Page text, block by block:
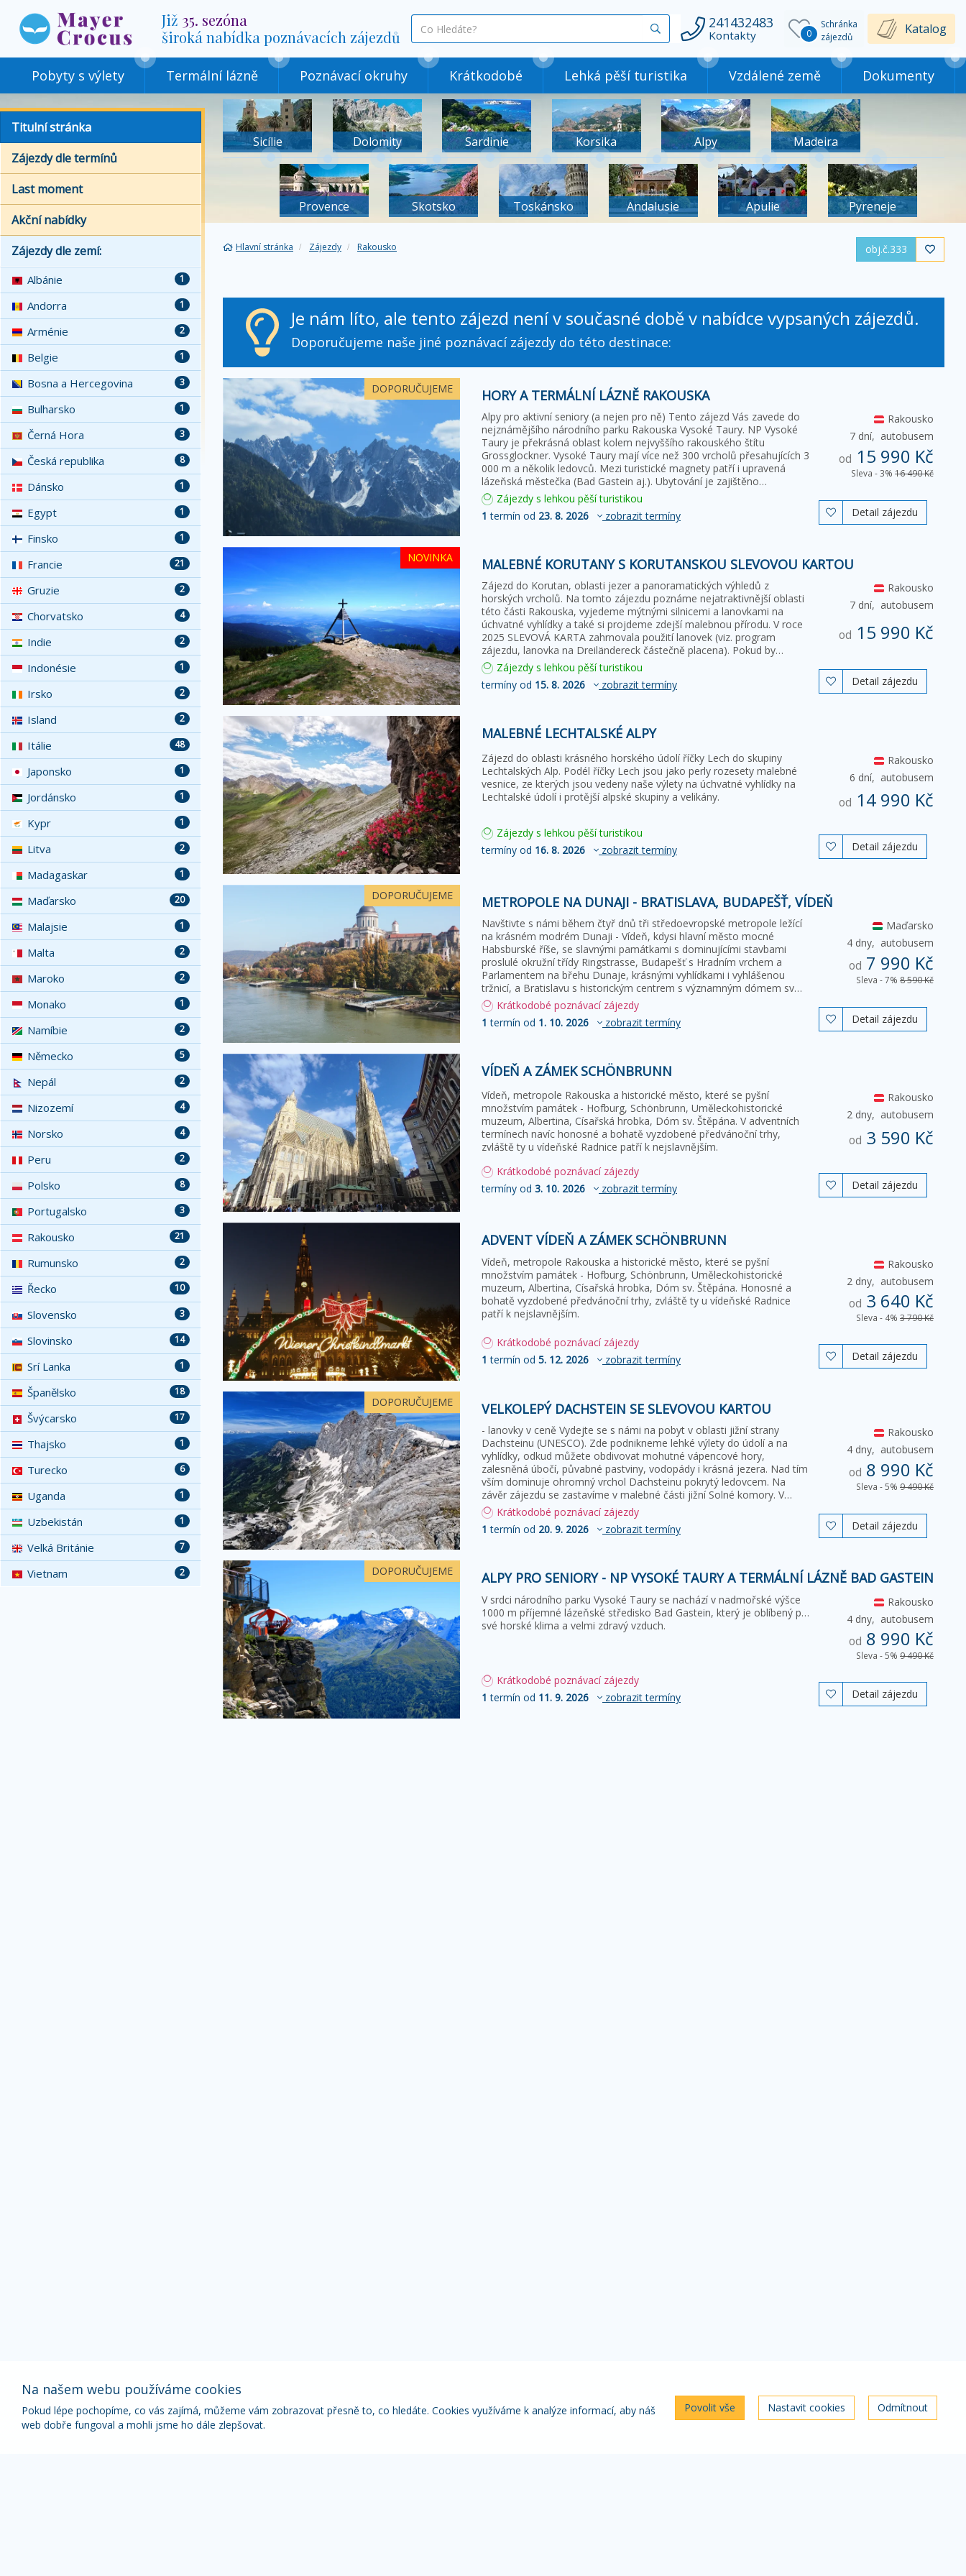
Již 35. sezóna
široká nabídka poznávacích zájezdů
co
hledáte
Vyhledat 241432483
Kontakty
Schránka
zájezdů
0 Katalog
Pobyty s výlety Termální lázně Poznávací okruhy Krátkodobé Lehká pěší turistika Vzdálené země Dokumenty
Sicílie Dolomity Sardinie Korsika Alpy Madeira
Provence Skotsko Toskánsko Andalusie Apulie Pyreneje
Hlavní stránka Zájezdy Rakousko obj.č.333 
Je nám líto, ale tento zájezd není v současné době v nabídce vypsaných zájezdů.
Doporučujeme naše jiné poznávací zájezdy do této destinace:
DOPORUČUJEME HORY A TERMÁLNÍ LÁZNĚ RAKOUSKA
Alpy pro aktivní seniory (a nejen pro ně) Tento zájezd Vás zavede do
nejznámějšího národního parku Rakouska Vysoké Taury. NP Vysoké
Taury je překrásná oblast kolem nejvyššího rakouského štítu
Grossglockner. Vysoké Taury mají více než 300 vrcholů přesahujících 3
000 m a několik ledovců. Mezi turistické magnety patří i upravená
lázeňská městečka (Bad Gastein aj.). Ubytování je zajištěno…
Rakousko
7 dní, autobusem
od 15 990 Kč
Sleva - 3% 16 490 Kč
Zájezdy s lehkou pěší turistikou
1 termín od 23. 8. 2026 zobrazit termíny  Detail zájezdu
NOVINKA MALEBNÉ KORUTANY S KORUTANSKOU SLEVOVOU KARTOU
Zájezd do Korutan, oblasti jezer a panoramatických výhledů z
horských vrcholů. Na tomto zájezdu poznáme nejatraktivnější oblasti
této části Rakouska, vyjedeme mýtnými silnicemi a lanovkami na
úchvatné vyhlídky a také si projdeme zdejší malebnou přírodu. V roce
2025 SLEVOVÁ KARTA zahrnovala použití lanovek (viz. program
zájezdu, lanovka na Dreiländereck částečně placena). Pokud by…
Rakousko
7 dní, autobusem
od 15 990 Kč
Zájezdy s lehkou pěší turistikou
termíny od 15. 8. 2026 zobrazit termíny  Detail zájezdu
MALEBNÉ LECHTALSKÉ ALPY
Zájezd do oblasti krásného horského údolí říčky Lech do skupiny
Lechtalských Alp. Podél říčky Lech jsou jako perly rozesety malebné
vesnice, ze kterých jsou vedeny naše výlety na úchvatné vyhlídky na
Lechtalské údolí i protější alpské skupiny a velikány.
Rakousko
6 dní, autobusem
od 14 990 Kč
Zájezdy s lehkou pěší turistikou
termíny od 16. 8. 2026 zobrazit termíny  Detail zájezdu
DOPORUČUJEME METROPOLE NA DUNAJI - BRATISLAVA, BUDAPEŠŤ, VÍDEŇ
Navštivte s námi během čtyř dnů tři středoevropské metropole ležící
na krásném modrém Dunaji - Vídeň, kdysi hlavní město mocné
Habsburské říše, se slavnými památkami s dominujícími stavbami
proslulé okružní třídy Ringstrasse, Budapešť s Hradním vrchem a
Parlamentem na břehu Dunaje, krásnými vyhlídkami i vyhlášenou
tržnicí, a Bratislavu s historickým centrem s významným dómem sv…
Maďarsko
4 dny, autobusem
od 7 990 Kč
Sleva - 7% 8 590 Kč
Krátkodobé poznávací zájezdy
1 termín od 1. 10. 2026 zobrazit termíny  Detail zájezdu
VÍDEŇ A ZÁMEK SCHÖNBRUNN
Vídeň, metropole Rakouska a historické město, které se pyšní
množstvím památek - Hofburg, Schönbrunn, Uměleckohistorické
muzeum, Albertina, Císařská hrobka, Dóm sv. Štěpána. V adventních
termínech navíc honosné a bohatě vyzdobené předvánoční trhy,
zvláště ty u vídeňské Radnice patří k nejslavnějším.
Rakousko
2 dny, autobusem
od 3 590 Kč
Krátkodobé poznávací zájezdy
termíny od 3. 10. 2026 zobrazit termíny  Detail zájezdu
ADVENT VÍDEŇ A ZÁMEK SCHÖNBRUNN
Vídeň, metropole Rakouska a historické město, které se pyšní
množstvím památek - Hofburg, Schönbrunn, Uměleckohistorické
muzeum, Albertina, Císařská hrobka, Dóm sv. Štěpána. Honosné a
bohatě vyzdobené předvánoční trhy, zvláště ty u vídeňské Radnice
patří k nejslavnějším.
Rakousko
2 dny, autobusem
od 3 640 Kč
Sleva - 4% 3 790 Kč
Krátkodobé poznávací zájezdy
1 termín od 5. 12. 2026 zobrazit termíny  Detail zájezdu
DOPORUČUJEME VELKOLEPÝ DACHSTEIN SE SLEVOVOU KARTOU
- lanovky v ceně Vydejte se s námi na pobyt v oblasti jižní strany
Dachsteinu (UNESCO). Zde podnikneme lehké výlety do údolí a na
vyhlídky, odkud můžete obdivovat mohutné vápencové hory,
zalesněná úbočí, půvabné pastviny, vodopády i krásná jezera. Nad tím
vším dominuje ohromný vrchol Dachsteinu pokrytý ledovcem. Na
závěr zájezdu se zastavíme v malebné části jižní Solné komory. V…
Rakousko
4 dny, autobusem
od 8 990 Kč
Sleva - 5% 9 490 Kč
Krátkodobé poznávací zájezdy
1 termín od 20. 9. 2026 zobrazit termíny  Detail zájezdu
DOPORUČUJEME ALPY PRO SENIORY - NP VYSOKÉ TAURY A TERMÁLNÍ LÁZNĚ BAD GASTEIN
V srdci národního parku Vysoké Taury se nachází v nadmořské výšce
1000 m příjemné lázeňské středisko Bad Gastein, který je oblíbený pro
své horské klima a velmi zdravý vzduch.
Rakousko
4 dny, autobusem
od 8 990 Kč
Sleva - 5% 9 490 Kč
Krátkodobé poznávací zájezdy
1 termín od 11. 9. 2026 zobrazit termíny  Detail zájezdu
Titulní stránka
Zájezdy dle termínů
Last moment
Akční nabídky
Zájezdy dle zemí:
1
Albánie
1
Andorra
2
Arménie
1
Belgie
3
Bosna a Hercegovina
1
Bulharsko
3
Černá Hora
8
Česká republika
1
Dánsko
1
Egypt
1
Finsko
21
Francie
2
Gruzie
4
Chorvatsko
2
Indie
1
Indonésie
2
Irsko
2
Island
48
Itálie
1
Japonsko
1
Jordánsko
1
Kypr
2
Litva
1
Madagaskar
20
Maďarsko
1
Malajsie
2
Malta
2
Maroko
1
Monako
2
Namíbie
5
Německo
2
Nepál
4
Nizozemí
4
Norsko
2
Peru
8
Polsko
3
Portugalsko
21
Rakousko
2
Rumunsko
10
Řecko
3
Slovensko
14
Slovinsko
1
Srí Lanka
18
Španělsko
17
Švýcarsko
1
Thajsko
6
Turecko
1
Uganda
1
Uzbekistán
7
Velká Británie
2
Vietnam
Na našem webu používáme cookies
Pokud lépe pochopíme, co vás zajímá, můžeme vám zobrazovat přesně to, co hledáte. Cookies využíváme k analýze informací, aby náš
web dobře fungoval a mohli jsme ho dále zlepšovat.
Povolit vše Nastavit cookies Odmítnout